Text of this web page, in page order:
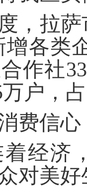
，拉
增各类
作社
户，
费信心
经济
对美